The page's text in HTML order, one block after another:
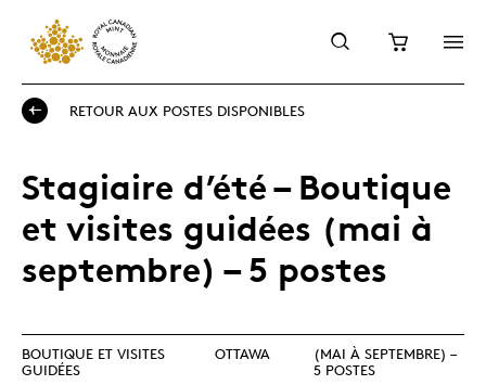
RETOUR AUX POSTES DISPONIBLES
Stagiaire d’été – Boutique
et visites guidées (mai à
septembre) – 5 postes
BOUTIQUE ET VISITES
GUIDÉES
OTTAWA
(MAI À SEPTEMBRE) –
5 POSTES